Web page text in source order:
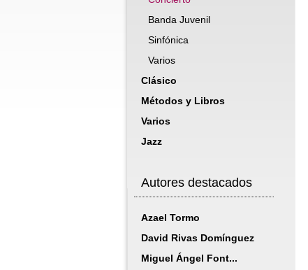
Banda Juvenil
Sinfónica
Varios
Clásico
Métodos y Libros
Varios
Jazz
Autores destacados
Azael Tormo
David Rivas Domínguez
Miguel Ángel Font...